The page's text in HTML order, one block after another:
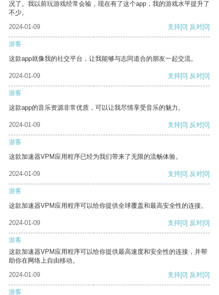
况了。我以前玩游戏经常会输，现在有了这个app，我的游戏水平提升了
不少。
2024-01-09
支持[0] 反对[0]
游客
这款app就像我的社交平台，让我能够与志同道合的朋友一起交流。
2024-01-09 支持[0] 反对[0]
游客
这款app的音乐资源非常优质，可以让我尽情享受音乐的魅力。
2024-01-09 支持[0] 反对[0]
游客
这款加速器VPM应用程序已经为我们带来了无限的流畅体验。
2024-01-09 支持[0] 反对[0]
游客
这款加速器VPM应用程序可以给你提供全球覆盖和最高安全性的连接。
2024-01-09 支持[0] 反对[0]
游客
这款加速器VPM应用程序可以给你提供最高速度和安全性的连接，并帮
助你在网络上自由移动。
2024-01-09
支持[0] 反对[0]
游客